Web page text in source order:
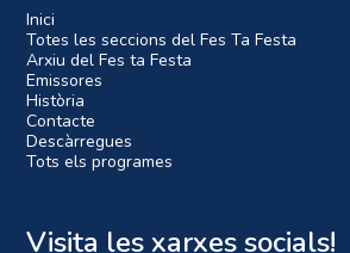
Inici
Totes les seccions del Fes Ta Festa
Arxiu del Fes ta Festa
Emissores
Història
Contacte
Descàrregues
Tots els programes
Visita les xarxes socials!